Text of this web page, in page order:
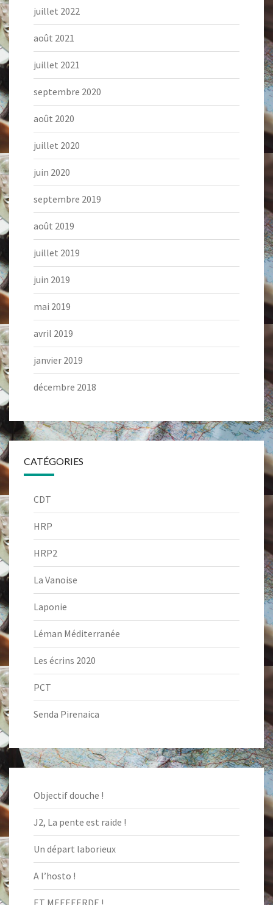
juillet 2022
août 2021
juillet 2021
septembre 2020
août 2020
juillet 2020
juin 2020
septembre 2019
août 2019
juillet 2019
juin 2019
mai 2019
avril 2019
janvier 2019
décembre 2018
CATÉGORIES
CDT
HRP
HRP2
La Vanoise
Laponie
Léman Méditerranée
Les écrins 2020
PCT
Senda Pirenaica
Objectif douche !
J2, La pente est raide !
Un départ laborieux
A l’hosto !
ET MEEEEERDE !